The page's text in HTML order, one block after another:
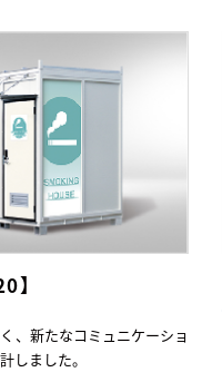
】
、新たなコミュニケーショ
しました。